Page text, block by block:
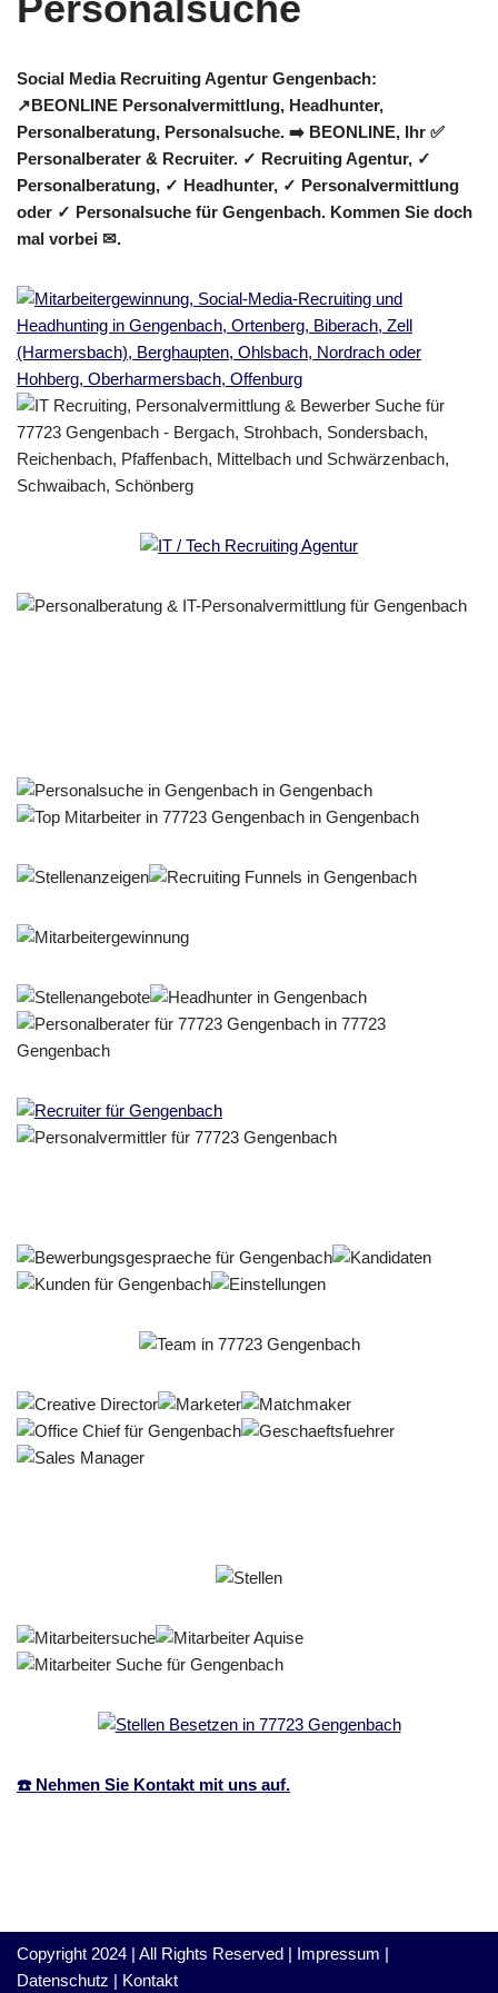
Social Media Recruiting Agentur Gengenbach:
↗️BEONLINE Personalvermittlung, Headhunter,
Personalberatung, Personalsuche. ➡️ BEONLINE, Ihr ✅
Personalberater & Recruiter. ✓ Recruiting Agentur, ✓
Personalberatung, ✓ Headhunter, ✓ Personalvermittlung
oder ✓ Personalsuche für Gengenbach. Kommen Sie doch
mal vorbei ✉.
☎️ Nehmen Sie Kontakt mit uns auf.
Copyright 2024 | All Rights Reserved | Impressum |
Datenschutz | Kontakt